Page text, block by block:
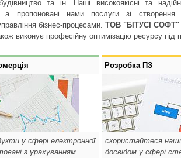
та ін. Наші високоякісні та
а пропоновані нами послуги зі створення
бізнес-процесами. ТОВ "БІТУСІ СОФТ"
виконує професійну оптимізацію ресурсу
у сфері електронної
з урахуванням
Розробка ПЗ
скористайтеся
досвідом у сфері